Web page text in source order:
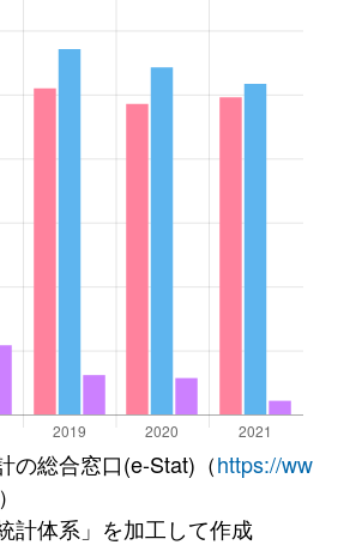
の総合窓口(e-Stat)（https://ww
計体系」を加工して作成